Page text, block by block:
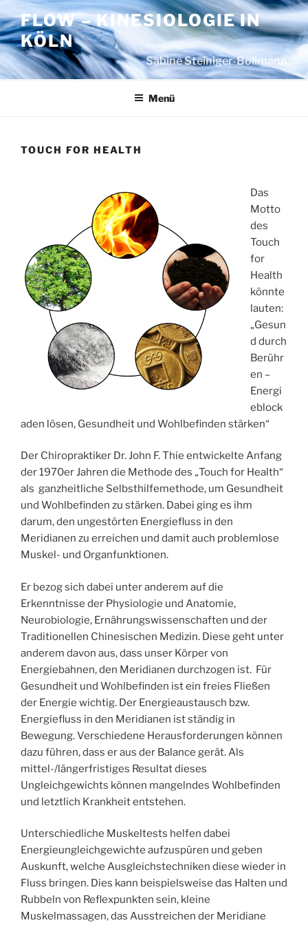
Inhalt
springen
FLOW – KINESIOLOGIE IN
KÖLN
Sabine Steiniger-Bollmann
Menü
TOUCH FOR HEALTH
Das
Motto
des
Touch
for
Health
könnte
lauten:
„Gesun
d durch
Berühr
en –
Energi
eblock
aden lösen, Gesundheit und Wohlbefinden stärken“
Der Chiropraktiker Dr. John F. Thie entwickelte Anfang
der 1970er Jahren die Methode des „Touch for Health“
als ganzheitliche Selbsthilfemethode, um Gesundheit
und Wohlbefinden zu stärken. Dabei ging es ihm
darum, den ungestörten Energiefluss in den
Meridianen zu erreichen und damit auch problemlose
Muskel- und Organfunktionen.
Er bezog sich dabei unter anderem auf die
Erkenntnisse der Physiologie und Anatomie,
Neurobiologie, Ernährungswissenschaften und der
Traditionellen Chinesischen Medizin. Diese geht unter
anderem davon aus, dass unser Körper von
Energiebahnen, den Meridianen durchzogen ist. Für
Gesundheit und Wohlbefinden ist ein freies Fließen
der Energie wichtig. Der Energieaustausch bzw.
Energiefluss in den Meridianen ist ständig in
Bewegung. Verschiedene Herausforderungen können
dazu führen, dass er aus der Balance gerät. Als
mittel-/längerfristiges Resultat dieses
Ungleichgewichts können mangelndes Wohlbefinden
und letztlich Krankheit entstehen.
Unterschiedliche Muskeltests helfen dabei
Energieungleichgewichte aufzuspüren und geben
Auskunft, welche Ausgleichstechniken diese wieder in
Fluss bringen. Dies kann beispielsweise das Halten und
Rubbeln von Reflexpunkten sein, kleine
Muskelmassagen, das Ausstreichen der Meridiane